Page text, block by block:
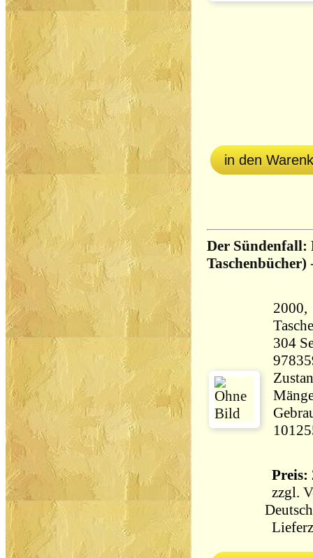
in den
Der Sündenfall:
Taschenbücher)
2000,
304 Seiten
Preis:
zzgl.